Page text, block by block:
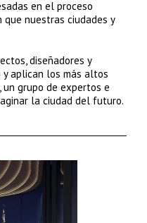
en el proceso
que nuestras ciudades y
diseñadores y
aplican los más altos
un grupo de expertos e
la ciudad del futuro.